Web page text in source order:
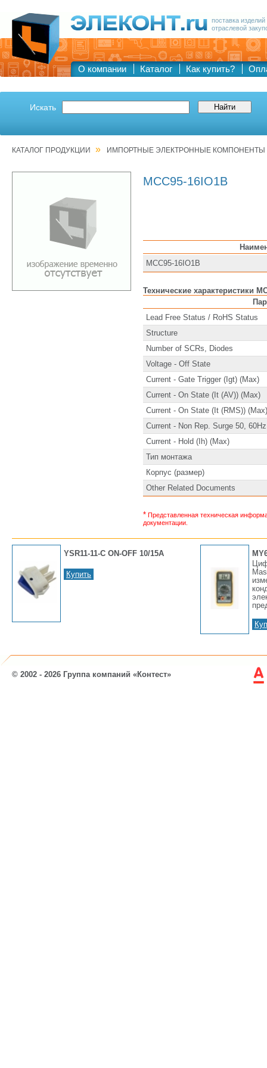
поставка
отраслевой
О компании Каталог Как купить?
Искать
КАТАЛОГ ПРОДУКЦИИ » ИМПОРТНЫЕ ЭЛЕКТРОННЫЕ КОМПОНЕНТЫ
MCC95-16IO1B
MCC95-16IO1B
Технические характеристики
Lead Free Status / RoHS Status
Structure
Number of SCRs, Diodes
Voltage - Off State
Current - Gate Trigger (Igt) (Max)
Current - On State (It (AV)) (Max)
Current - On State (It (RMS)) (Max)
Current - Non Rep. Surge 50,
Current - Hold (Ih) (Max)
Тип монтажа
Корпус (размер)
Other Related Documents
* Представленная техническая
документации.
YSR11-11-C ON-OFF 10/15A
Купить
© 2002 - 2026 Группа компаний «Контест»